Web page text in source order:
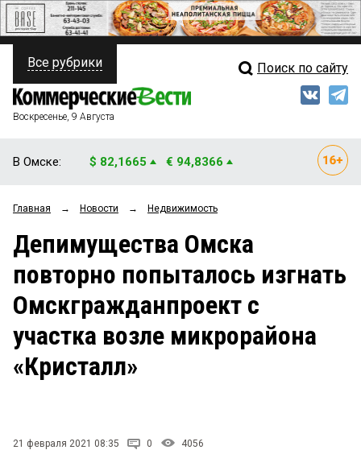
ПОЛИТИКА
ФИНАНСЫ
ОБЩЕСТВО
ЗАКОН
НОВОСТИ КОМПАНИЙ
СТИЛЬ ЖИЗНИ
Свежий выпуск
Мнения
Рейтинги
Блоги
Архив
Все рубрики Поиск по сайту
Воскресенье, 9 Августа
В Омске: $ 82,1665 € 94,8366
Главная → Новости → Недвижимость
Депимущества Омска
повторно попыталось изгнать
Омскгражданпроект с
участка возле микрорайона
«Кристалл»
21 февраля 2021 08:35 0 4056